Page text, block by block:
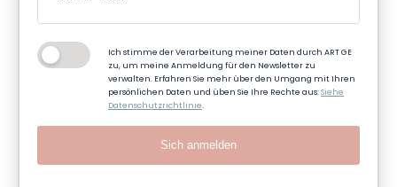
Ich stimme der Verarbeitung meiner Daten durch ART GE
zu, um meine Anmeldung für den Newsletter zu
verwalten. Erfahren Sie mehr über den Umgang mit Ihren
persönlichen Daten und üben Sie Ihre Rechte aus:Siehe
Datenschutzrichtlinie.
Sich anmelden